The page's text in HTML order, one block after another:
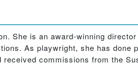
She is an award-winning
As playwright, she has done
commissions from the